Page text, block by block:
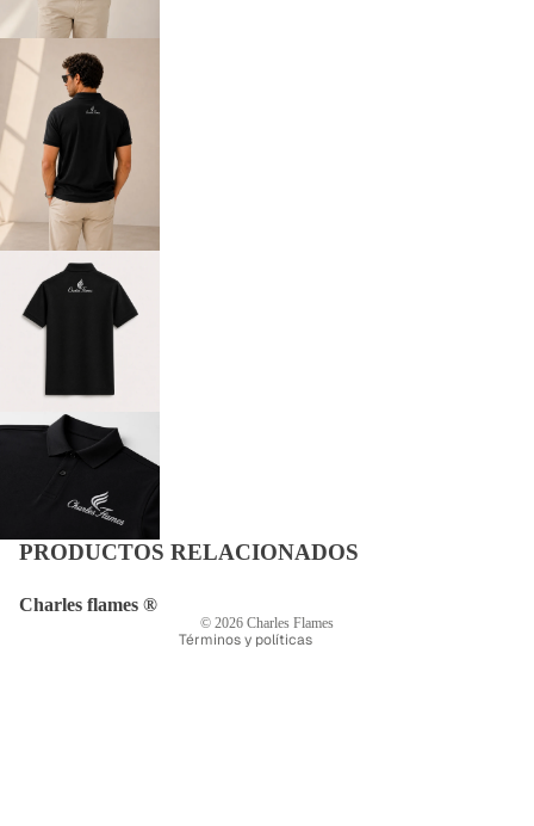
PRODUCTOS RELACIONADOS
Charles flames ®
© 2026 Charles Flames
Términos y políticas
Política de privacidad
Política de reembolso
Información de contacto
Aviso legal